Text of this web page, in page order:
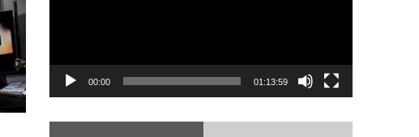
00:00 01:13:59